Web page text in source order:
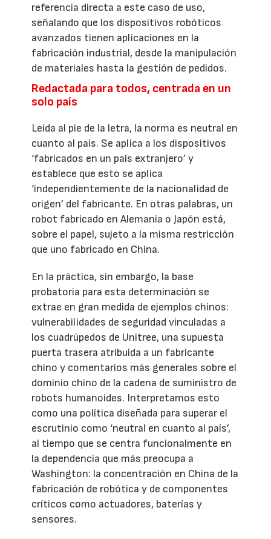
referencia directa a este caso de uso,
señalando que los dispositivos robóticos
avanzados tienen aplicaciones en la
fabricación industrial, desde la manipulación
de materiales hasta la gestión de pedidos.
Redactada para todos, centrada en un
solo país
Leída al pie de la letra, la norma es neutral en
cuanto al país. Se aplica a los dispositivos
‘fabricados en un país extranjero’ y
establece que esto se aplica
‘independientemente de la nacionalidad de
origen’ del fabricante. En otras palabras, un
robot fabricado en Alemania o Japón está,
sobre el papel, sujeto a la misma restricción
que uno fabricado en China.
En la práctica, sin embargo, la base
probatoria para esta determinación se
extrae en gran medida de ejemplos chinos:
vulnerabilidades de seguridad vinculadas a
los cuadrúpedos de Unitree, una supuesta
puerta trasera atribuida a un fabricante
chino y comentarios más generales sobre el
dominio chino de la cadena de suministro de
robots humanoides. Interpretamos esto
como una política diseñada para superar el
escrutinio como ‘neutral en cuanto al país’,
al tiempo que se centra funcionalmente en
la dependencia que más preocupa a
Washington: la concentración en China de la
fabricación de robótica y de componentes
críticos como actuadores, baterías y
sensores.